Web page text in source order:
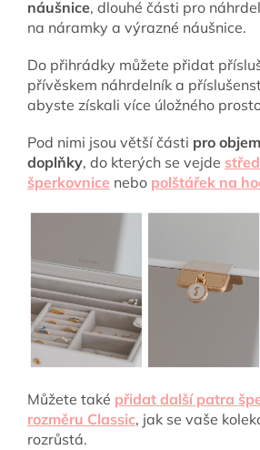
náušnice, dlouhé části pro
na náramky a výrazné náušnice.
Do přihrádky můžete přidat
přívěskem náhrdelník a
abyste získali více úložného
Pod nimi jsou větší části pro
doplňky, do kterých se vejde
šperkovnice nebo polštářek na
Můžete také přidat další patra
rozměru Classic, jak se vaše
rozrůstá.